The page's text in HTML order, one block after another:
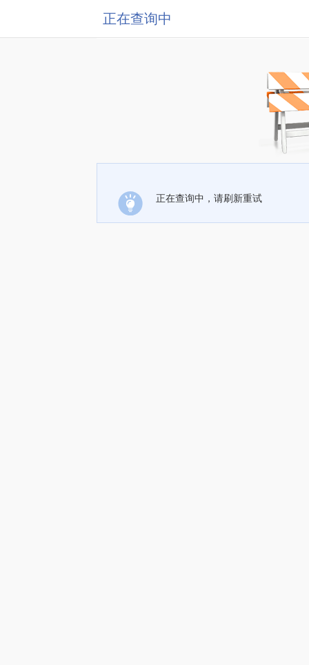
正在查询中
正在查询中，请刷新重试